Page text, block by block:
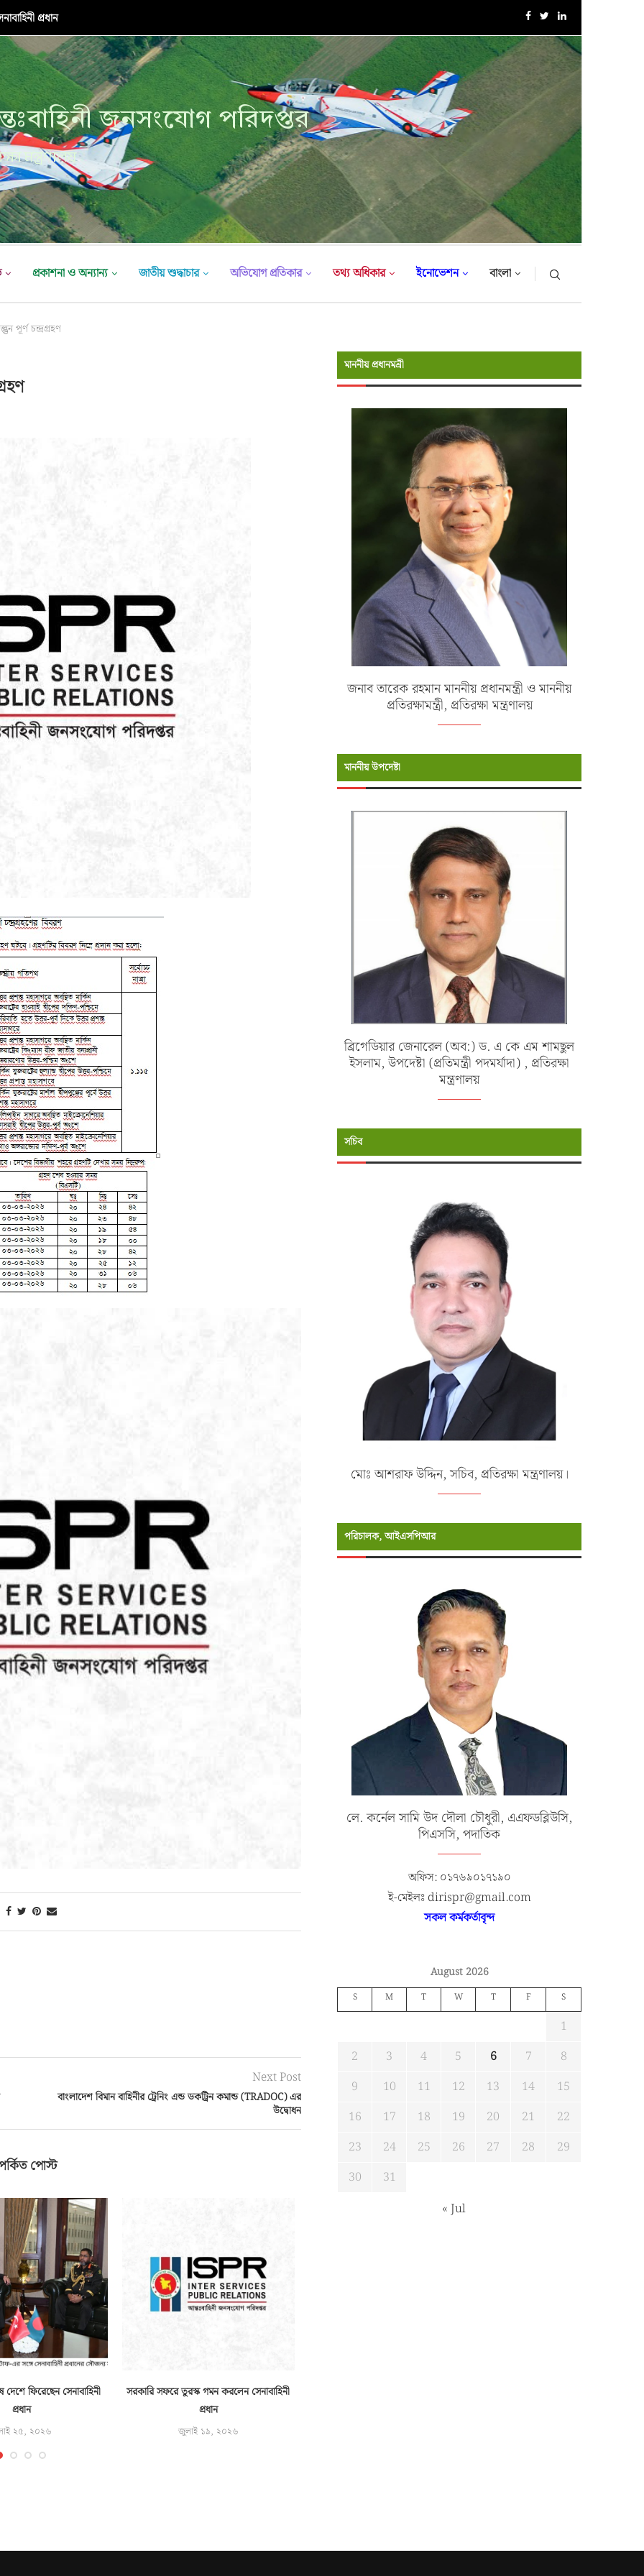
প্রধান এক্সারসাইজ টাইগার লাইটনিং-২০২৬ এর উদ্বোধনী অনুষ্ঠান
জনসংযোগ পরিদপ্তর
মন্ত্রণালয়
প্রকাশনা ও অন্যান্য জাতীয় শুদ্ধাচার অভিযোগ প্রতিকার তথ্য অধিকার ইনোভেশন বাংলা
পূর্ণ চন্দ্রগ্রহণ
Next Post
বাংলাদেশ বিমান বাহিনীর ট্রেনিং এন্ড ডকট্রিন কমান্ড (TRADOC) এর
উদ্বোধন
পোস্ট
ফিরেছেন সেনাবাহিনী
প্রধান
২৫, ২০২৬
সরকারি সফরে তুরস্ক গমন করলেন সেনাবাহিনী
প্রধান
জুলাই ১৯, ২০২৬
মাননীয় প্রধানমন্রী
জনাব তারেক রহমান মাননীয় প্রধানমন্ত্রী ও মাননীয়
প্রতিরক্ষামন্ত্রী, প্রতিরক্ষা মন্ত্রণালয়
মাননীয় উপদেষ্টা
ব্রিগেডিয়ার জেনারেল (অব:) ড. এ কে এম শামছুল
ইসলাম, উপদেষ্টা (প্রতিমন্ত্রী পদমর্যাদা) , প্রতিরক্ষা
মন্ত্রণালয়
সচিব
মোঃ আশরাফ উদ্দিন, সচিব, প্রতিরক্ষা মন্ত্রণালয়।
পরিচালক, আইএসপিআর
লে. কর্নেল সামি উদ দৌলা চৌধুরী, এএফডব্লিউসি,
পিএসসি, পদাতিক
অফিস: ০১৭৬৯০১৭১৯০
ই-মেইলঃ dirispr@gmail.com
সকল কর্মকর্তাবৃন্দ
August 2026
S M T W T F S
1
2
3 4 5 6 7
8
9
10 11 12 13 14
15
16
17 18 19 20 21
22
23
24 25 26 27 28
29
30
31
« Jul